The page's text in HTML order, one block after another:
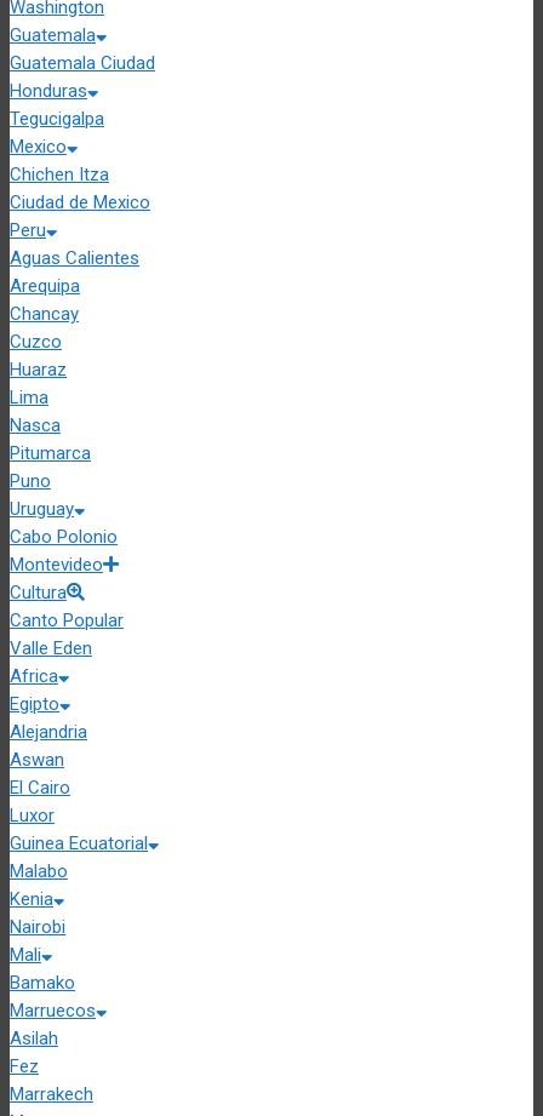
Washington
Guatemala
Guatemala Ciudad
Honduras
Tegucigalpa
Mexico
Chichen Itza
Ciudad de Mexico
Peru
Aguas Calientes
Arequipa
Chancay
Cuzco
Huaraz
Lima
Nasca
Pitumarca
Puno
Uruguay
Cabo Polonio
Montevideo
Cultura
Canto Popular
Valle Eden
Africa
Egipto
Alejandria
Aswan
El Cairo
Luxor
Guinea Ecuatorial
Malabo
Kenia
Nairobi
Mali
Bamako
Marruecos
Asilah
Fez
Marrakech